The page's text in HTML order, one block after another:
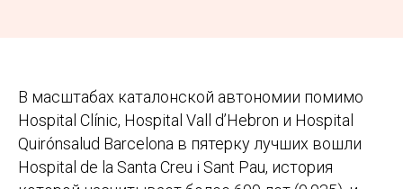
В масштабах каталонской автономии помимо
Hospital Clínic, Hospital Vall d’Hebron и Hospital
Quirónsalud Barcelona в пятерку лучших вошли
Hospital de la Santa Creu i Sant Pau, история